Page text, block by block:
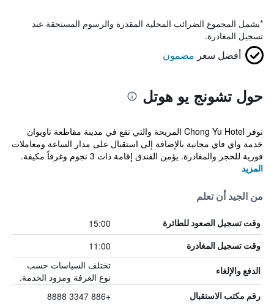
*يشمل المجموع الضرائب المحلية المقدرة والرسوم المستحقة عند
تسجيل المغادرة.
أفضل سعر مضمون
حول تشونج يو هوتل
توفر Chong Yu Hotel المريحة والتي تقع في مدينة مقاطعة تاويوان
خدمة واي فاي مجانية بالإضافة إلى استقبال على مدار الساعة ومعاملات
فورية للحجز والمغادرة. يؤمن الفندق إقامة ذات 3 نجوم وغرفاً مكيفة.
المزيد
من الجيد أن تعلم
وقت تسجيل الصعود للطائرة 15:00
وقت تسجيل المغادرة 11:00
الدفع والإلغاء
تختلف السياسات حسب
نوع الغرفة ومزود الخدمة.
رقم مكتب الاستقبال +886 3347 8888